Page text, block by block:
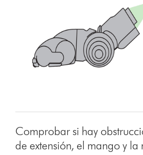
Comprobar si hay
de extensión, el mango y la